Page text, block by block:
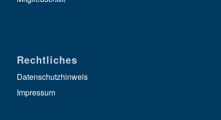
Rechtliches
Datenschutzhinweis
Impressum